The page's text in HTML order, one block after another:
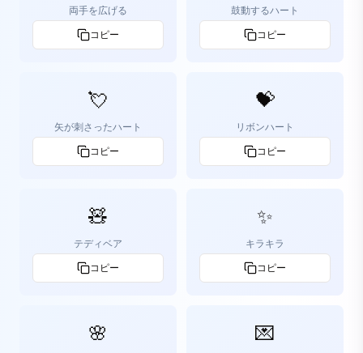
両手を広げる
コピー
鼓動するハート
コピー
💘
矢が刺さったハート
コピー
💝
リボンハート
コピー
🧸
テディベア
コピー
✨
キラキラ
コピー
🌸 💌